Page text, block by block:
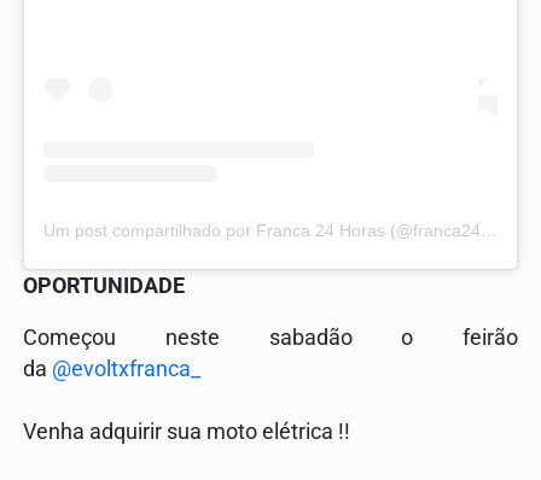
Um post compartilhado por Franca 24 Horas (@franca24horas)
OPORTUNIDADE
Começou neste sabadão o feirão
da @evoltxfranca_
Venha adquirir sua moto elétrica !!